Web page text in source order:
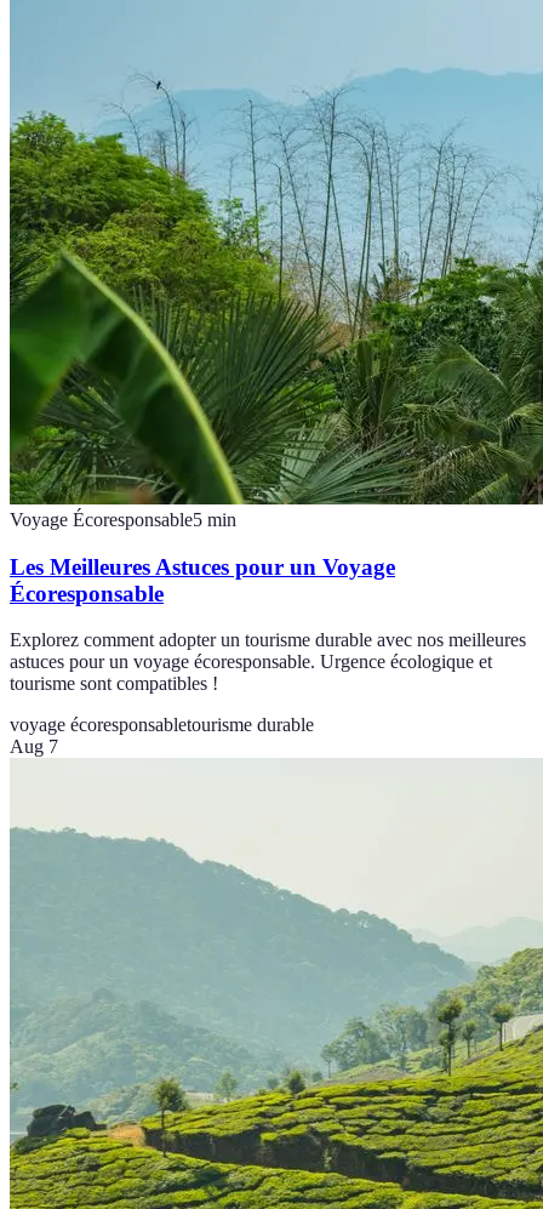
Voyage Écoresponsable5 min
Les Meilleures Astuces pour un Voyage
Écoresponsable
Explorez comment adopter un tourisme durable avec nos meilleures
astuces pour un voyage écoresponsable. Urgence écologique et
tourisme sont compatibles !
voyage écoresponsabletourisme durable
Aug 7